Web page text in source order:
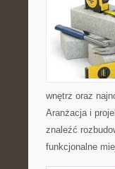
wnętrz oraz
Aranżacja i
znaleźć
funkcjonalne